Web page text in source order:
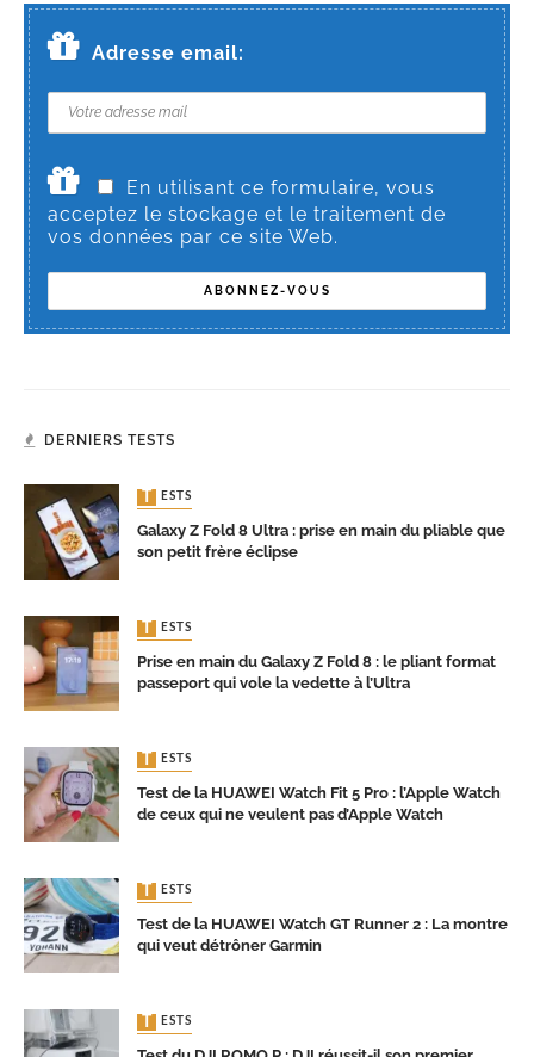
Adresse email:
En utilisant ce formulaire, vous
acceptez le stockage et le traitement de
vos données par ce site Web.
DERNIERS TESTS
TESTS
Galaxy Z Fold 8 Ultra : prise en main du pliable que
son petit frère éclipse
TESTS
Prise en main du Galaxy Z Fold 8 : le pliant format
passeport qui vole la vedette à l’Ultra
TESTS
Test de la HUAWEI Watch Fit 5 Pro : l’Apple Watch
de ceux qui ne veulent pas d’Apple Watch
TESTS
Test de la HUAWEI Watch GT Runner 2 : La montre
qui veut détrôner Garmin
TESTS